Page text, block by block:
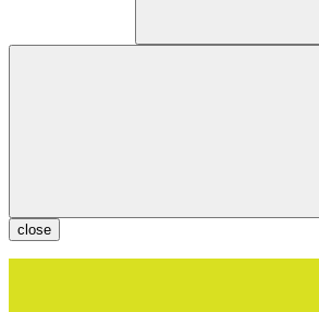
close